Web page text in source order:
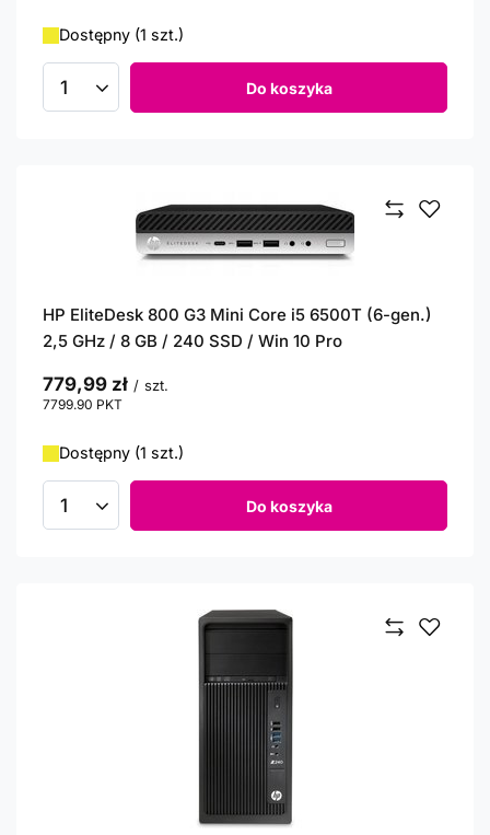
Dostępny (1 szt.)
Ilość produktów Do koszyka
HP EliteDesk 800 G3 Mini Core i5 6500T (6-gen.)
2,5 GHz / 8 GB / 240 SSD / Win 10 Pro
779,99 zł / szt.
7799.90 PKT
Dostępny (1 szt.)
Ilość produktów Do koszyka